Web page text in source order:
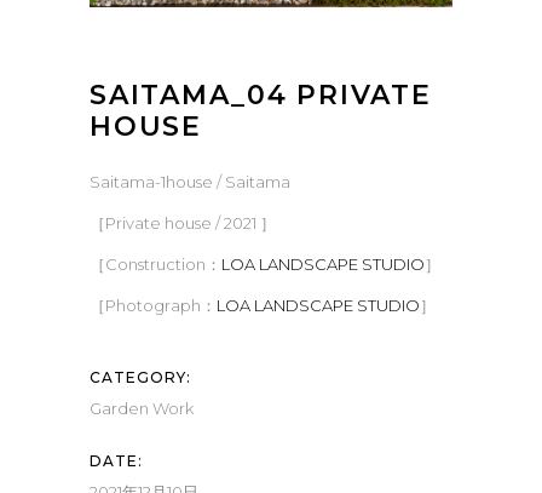
SAITAMA_04 PRIVATE
HOUSE
Saitama-1house / Saitama
［Private house / 2021 ］
［Construction： LOA LANDSCAPE STUDIO］
［Photograph： LOA LANDSCAPE STUDIO］
CATEGORY:
Garden Work
DATE: